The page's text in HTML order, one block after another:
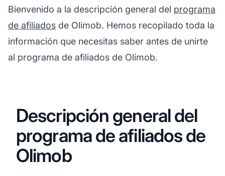
Bienvenido a la descripción general del programa
de afiliados de Olimob. Hemos recopilado toda la
información que necesitas saber antes de unirte
al programa de afiliados de Olimob.
Descripción general del
programa de afiliados de
Olimob